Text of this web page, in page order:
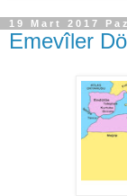
19 Mart 2017
Emevîler